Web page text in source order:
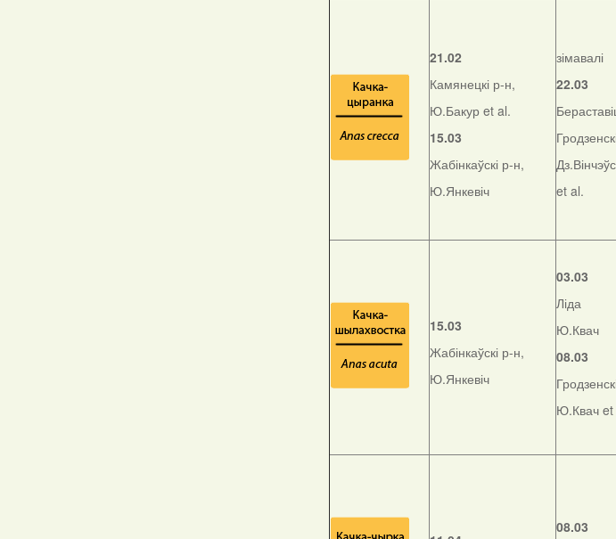
21.02
Камянецкі р-н,
Ю.Бакур et al.
15.03
Жабінкаўскі р-н,
Ю.Янкевіч
зімавалі
22.03
et al.
15.03
Жабінкаўскі р-н,
Ю.Янкевіч
03.03
Ліда
Ю.Квач
08.03
Ю.Квач et
08.03